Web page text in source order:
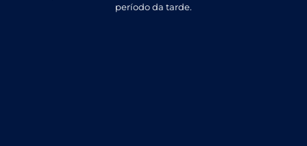
período da tarde.